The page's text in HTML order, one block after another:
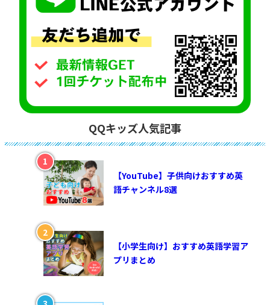
QQキッズ人気記事
【YouTube】子供向けおすすめ英
語チャンネル8選
【小学生向け】おすすめ英語学習ア
プリまとめ